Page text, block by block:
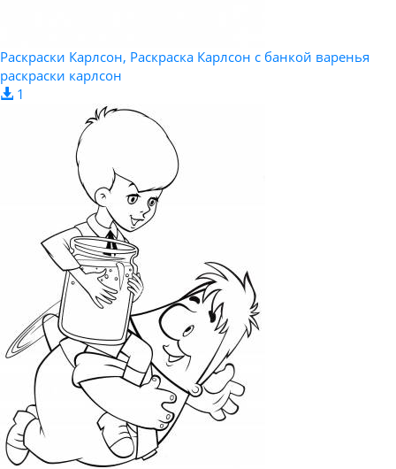
Раскраски Карлсон, Раскраска Карлсон с банкой варенья
раскраски карлсон
1